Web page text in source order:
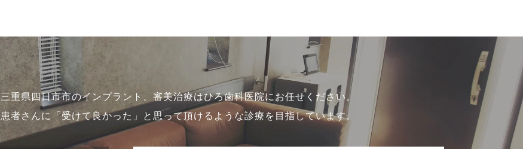
三重県四日市市のインプラント、審美治療はひろ歯科医院にお任せください。
患者さんに「受けて良かった」と思って頂けるような診療を目指しています。